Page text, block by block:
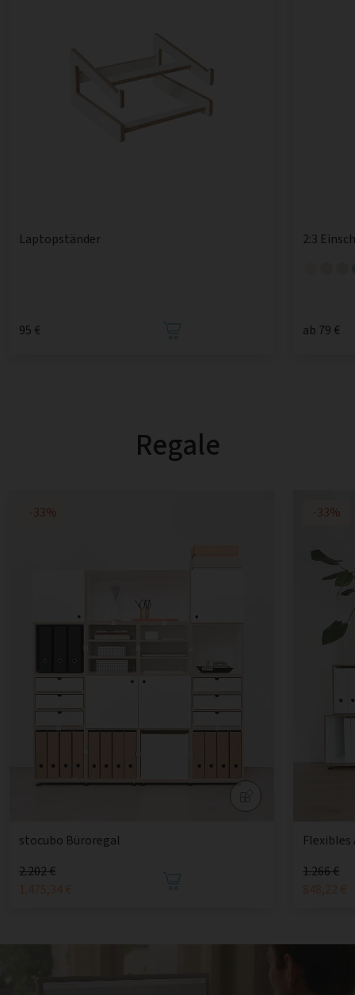
Laptopständer
95 €
2:3
ab 79 €
Regale
-33%
stocubo Büroregal
2.202 €
1.475,34 €
-33%
1.266 €
848,22 €